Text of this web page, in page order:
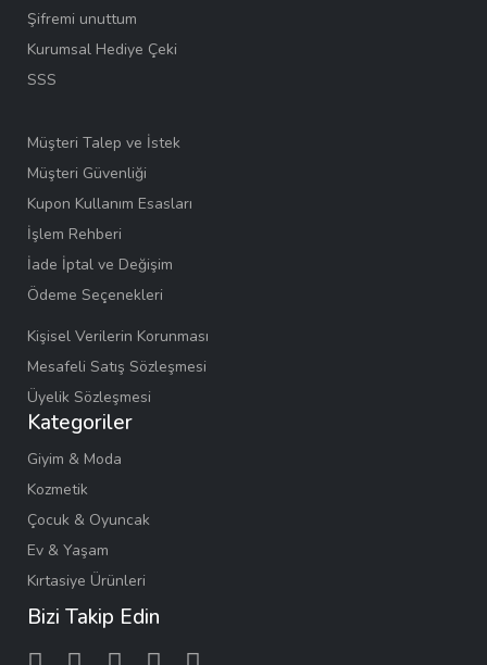
Şifremi unuttum
Kurumsal Hediye Çeki
SSS
Müşteri Talep ve İstek
Müşteri Güvenliği
Kupon Kullanım Esasları
İşlem Rehberi
İade İptal ve Değişim
Ödeme Seçenekleri
Kişisel Verilerin Korunması
Mesafeli Satış Sözleşmesi
Üyelik Sözleşmesi
Kategoriler
Giyim & Moda
Kozmetik
Çocuk & Oyuncak
Ev & Yaşam
Kırtasiye Ürünleri
Bizi Takip Edin